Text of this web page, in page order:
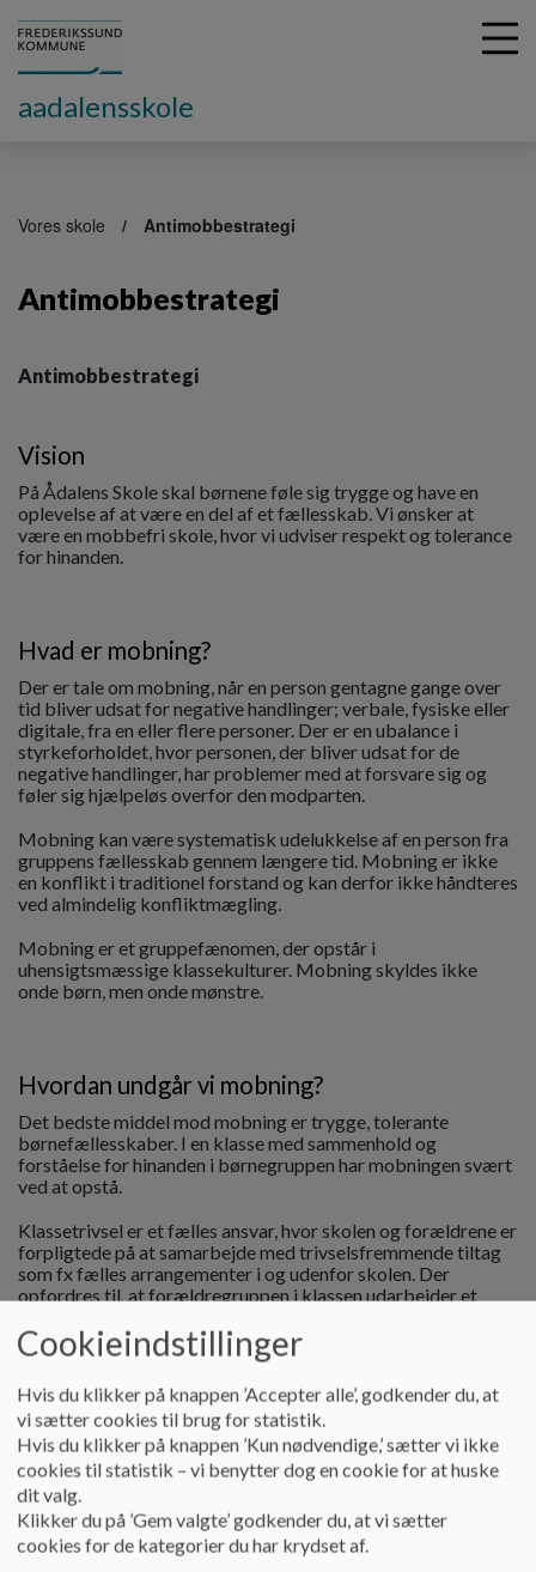
aadalensskole
Vores skole Antimobbestrategi
Antimobbestrategi
Antimobbestrategi
Vision
På Ådalens Skole skal børnene føle sig trygge og have en
oplevelse af at være en del af et fællesskab. Vi ønsker at
være en mobbefri skole, hvor vi udviser respekt og tolerance
for hinanden.
Hvad er mobning?
Der er tale om mobning, når en person gentagne gange over
tid bliver udsat for negative handlinger; verbale, fysiske eller
digitale, fra en eller flere personer. Der er en ubalance i
styrkeforholdet, hvor personen, der bliver udsat for de
negative handlinger, har problemer med at forsvare sig og
føler sig hjælpeløs overfor den modparten.
Mobning kan være systematisk udelukkelse af en person fra
gruppens fællesskab gennem længere tid. Mobning er ikke
en konflikt i traditionel forstand og kan derfor ikke håndteres
ved almindelig konfliktmægling.
Mobning er et gruppefænomen, der opstår i
uhensigtsmæssige klassekulturer. Mobning skyldes ikke
onde børn, men onde mønstre.
Hvordan undgår vi mobning?
Det bedste middel mod mobning er trygge, tolerante
børnefællesskaber. I en klasse med sammenhold og
forståelse for hinanden i børnegruppen har mobningen svært
ved at opstå.
Klassetrivsel er et fælles ansvar, hvor skolen og forældrene er
forpligtede på at samarbejde med trivselsfremmende tiltag
som fx fælles arrangementer i og udenfor skolen. Der
opfordres til, at forældregruppen i klassen udarbejder et
Skolen opbygger fællesskaber i og på tværs af klasserne og
årgange på mange måder, bl.a vedvenskabsklasser, den
årlige trivselsdag for hele skolen samt legepatruljen i
pauserne.
Ved klassedannelser prioriterer skolen tid til
Cookieindstillinger
Hvis du klikker på knappen ’Accepter alle’, godkender du, at
vi sætter cookies til brug for statistik.
Hvis du klikker på knappen ’Kun nødvendige,’ sætter vi ikke
cookies til statistik – vi benytter dog en cookie for at huske
dit valg.
Klikker du på ’Gem valgte’ godkender du, at vi sætter
cookies for de kategorier du har krydset af.